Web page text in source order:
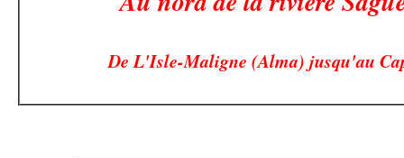
De L'Isle-Maligne (Alma) jusqu'au